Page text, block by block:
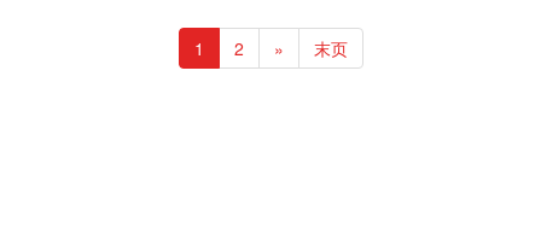
1 2 » 末页